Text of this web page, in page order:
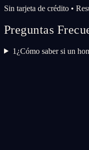
Sin tarjeta de crédito •
Preguntas
1 ¿Cómo saber si un